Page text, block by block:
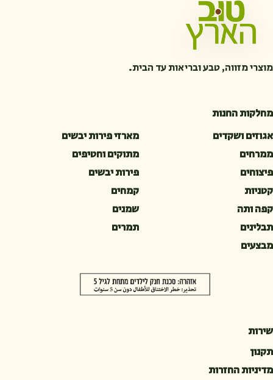
מוצרי מזווה, טבע ובריאות עד הבית.
מחלקות החנות
אגוזים ושקדים
מארזי פירות יבשים
ממרחים
מתוקים וחטיפים
פיצוחים
פירות יבשים
קטניות
קמחים
קפה ותה
שמנים
תבלינים
תמרים
מבצעים
שירות
תקנון
מדיניות החזרות